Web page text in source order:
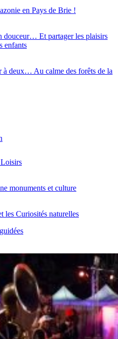
en Pays de Brie !
douceur… Et partager les plaisirs
enfants
à deux… Au calme des forêts de la
monuments et culture
les Curiosités naturelles